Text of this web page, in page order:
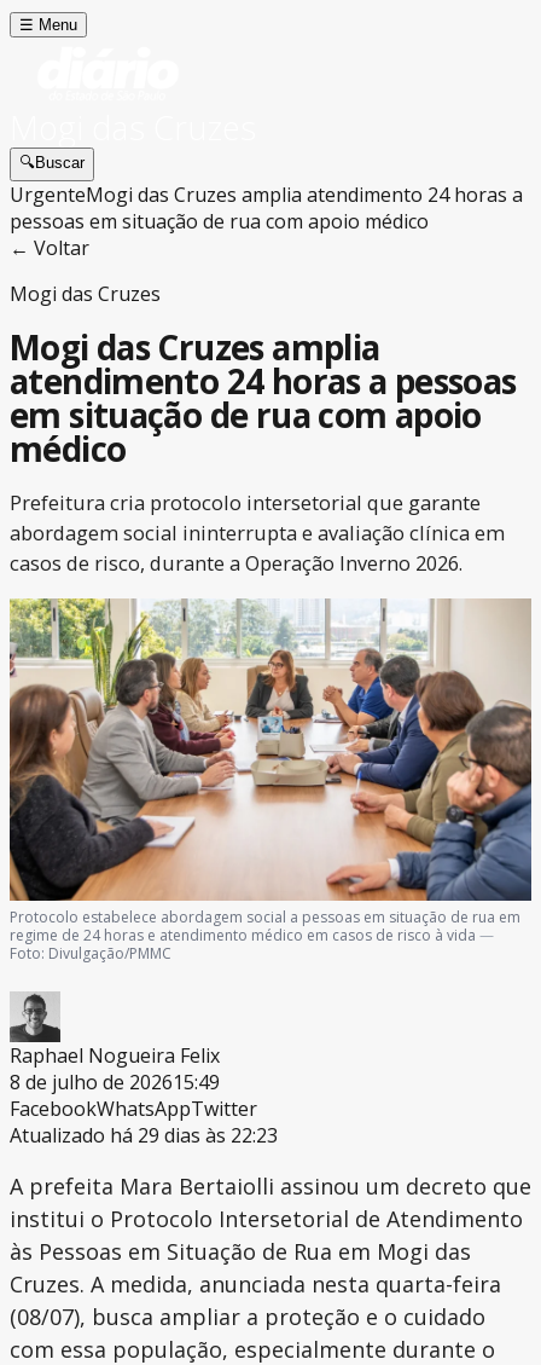
☰ Menu
🔍Buscar
UrgenteMogi das Cruzes amplia atendimento 24 horas a
pessoas em situação de rua com apoio médico
← Voltar
Mogi das Cruzes
Mogi das Cruzes amplia
atendimento 24 horas a pessoas
em situação de rua com apoio
médico
Prefeitura cria protocolo intersetorial que garante
abordagem social ininterrupta e avaliação clínica em
casos de risco, durante a Operação Inverno 2026.
Protocolo estabelece abordagem social a pessoas em situação de rua em
regime de 24 horas e atendimento médico em casos de risco à vida —
Foto: Divulgação/PMMC
Raphael Nogueira Felix
8 de julho de 202615:49
FacebookWhatsAppTwitter
Atualizado há 29 dias às 22:23
A prefeita Mara Bertaiolli assinou um decreto que
institui o Protocolo Intersetorial de Atendimento
às Pessoas em Situação de Rua em Mogi das
Cruzes. A medida, anunciada nesta quarta-feira
(08/07), busca ampliar a proteção e o cuidado
com essa população, especialmente durante o